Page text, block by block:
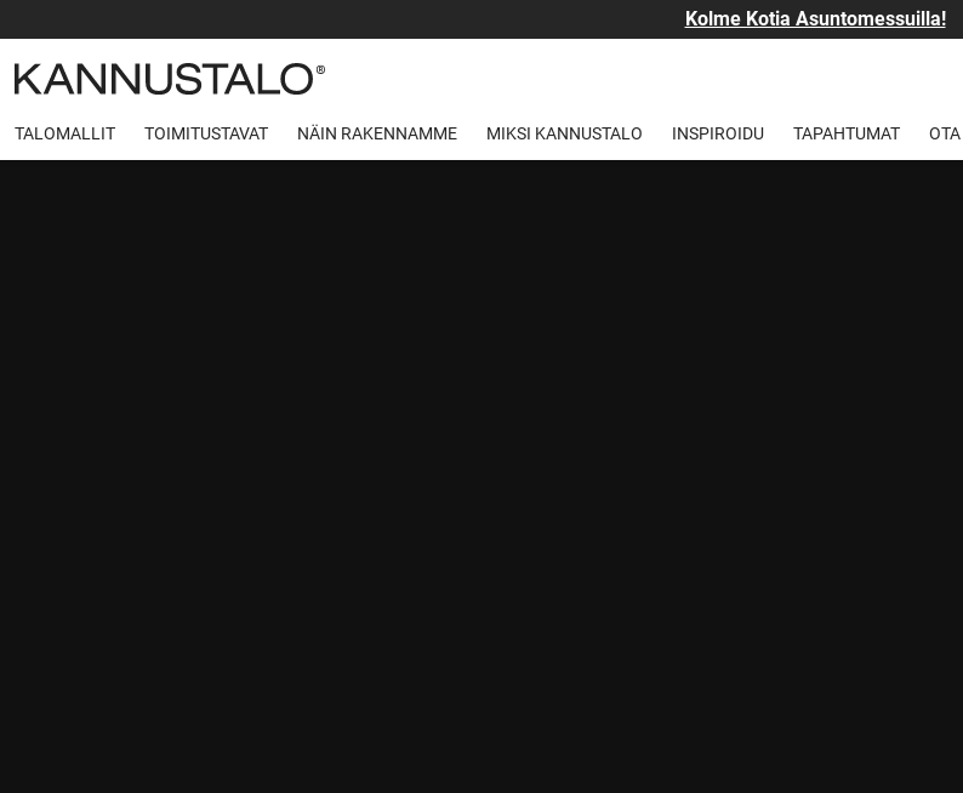
Kolme Kotia Asuntomessuilla!
TALOMALLIT TOIMITUSTAVAT NÄIN RAKENNAMME MIKSI KANNUSTALO INSPIROIDU TAPAHTUMAT